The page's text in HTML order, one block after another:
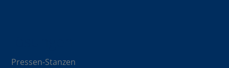
Pressen-Stanzen